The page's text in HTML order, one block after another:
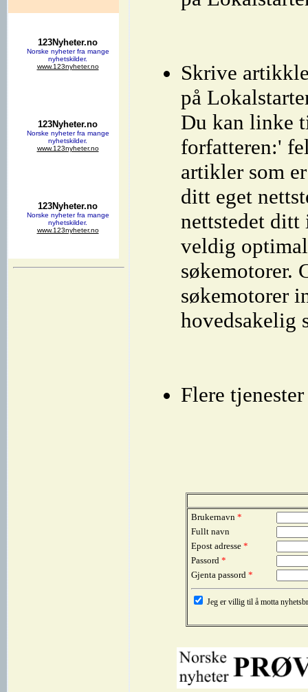
Skrive
på
Du kan linke
forfatteren:'
artikler som
ditt eget
nettstedet ditt
veldig
søkemotorer.
søkemotorer
hovedsakelig
Flere
Brukernavn *
Fullt navn
Epost adresse *
Passord *
Gjenta passord *
Jeg er villig til å motta